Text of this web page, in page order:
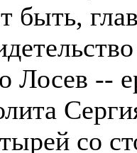
быть,
Лосев --
со